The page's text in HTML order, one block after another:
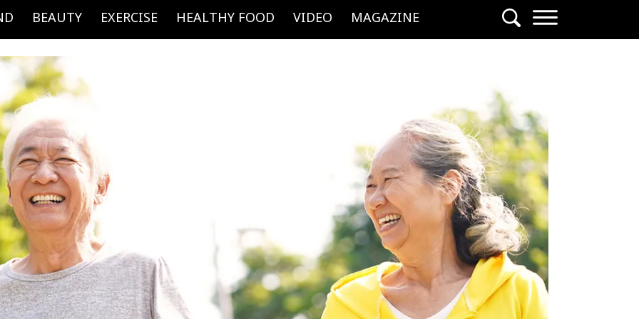
BEAUTY EXERCISE HEALTHY FOOD VIDEO MAGAZINE